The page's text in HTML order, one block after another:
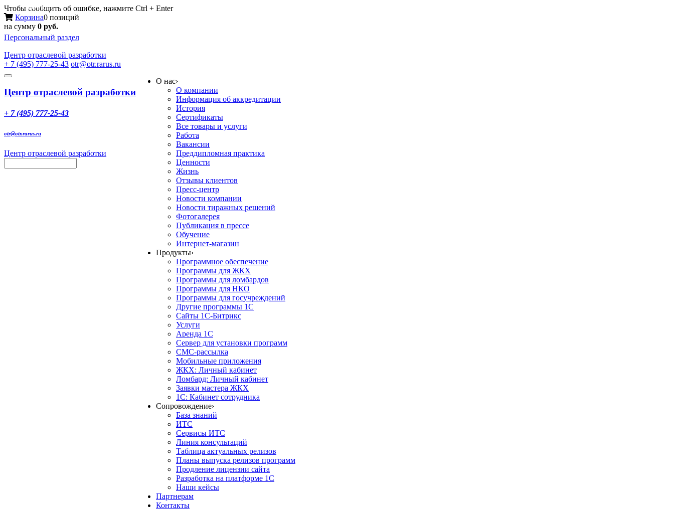
Чтобы сообщить об ошибке, нажмите Ctrl + Enter
Корзина0 позиций
на сумму 0 руб.
Персональный раздел
Центр отраслевой разработки
+ 7 (495) 777-25-43 otr@otr.rarus.ru
Toggle
Меню
Центр отраслевой разработки
+ 7 (495) 777-25-43
otr@otr.rarus.ru
Центр отраслевой разработки
О нас›
О компании
Информация об аккредитации
История
Сертификаты
Все товары и услуги
Работа
Вакансии
Преддипломная практика
Ценности
Жизнь
Отзывы клиентов
Пресс-центр
Новости компании
Новости тиражных решений
Фотогалерея
Публикация в прессе
Обучение
Интернет-магазин
Продукты›
Программное обеспечение
Программы для ЖКХ
Программы для ломбардов
Программы для НКО
Программы для госучреждений
Другие программы 1С
Сайты 1С-Битрикс
Услуги
Аренда 1С
Сервер для установки программ
СМС-рассылка
Мобильные приложения
ЖКХ: Личный кабинет
Ломбард: Личный кабинет
Заявки мастера ЖКХ
1С: Кабинет сотрудника
Сопровождение›
База знаний
ИТС
Сервисы ИТС
Линия консультаций
Таблица актуальных релизов
Планы выпуска релизов программ
Продление лицензии сайта
Разработка на платформе 1С
Наши кейсы
Партнерам
Контакты